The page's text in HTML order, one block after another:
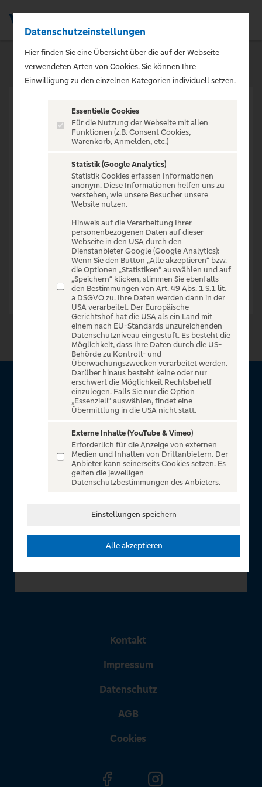
VERANSTALTUNG NICHT
GEFUNDEN
Zur Startseite
Über VR Entertain
für alle Kunden der Volksbanken Raiffeisenbanken. Auf
unserem einzigartigen Portal finden Sie Tickets für
atemberaubende Konzerte, Musicals und Shows, die
Fußball-Bundesliga sowie die Champions League und die
In Zusammenarbeit mit
Kontakt
Impressum
Datenschutz
AGB
Cookies
Datenschutzeinstellungen
Hier finden Sie eine Übersicht über die auf der Webseite
verwendeten Arten von Cookies. Sie können Ihre
Einwilligung zu den einzelnen Kategorien individuell setzen.
Essentielle Cookies
Für die Nutzung der Webseite mit allen
Funktionen (z.B. Consent Cookies,
Warenkorb, Anmelden, etc.)
Statistik (Google Analytics)
Statistik Cookies erfassen Informationen
anonym. Diese Informationen helfen uns zu
verstehen, wie unsere Besucher unsere
Website nutzen.
Hinweis auf die Verarbeitung Ihrer
personenbezogenen Daten auf dieser
Webseite in den USA durch den
Dienstanbieter Google (Google Analytics):
Wenn Sie den Button „Alle akzeptieren“ bzw.
die Optionen „Statistiken“ auswählen und auf
„Speichern“ klicken, stimmen Sie ebenfalls
den Bestimmungen von Art. 49 Abs. 1 S.1 lit.
a DSGVO zu. Ihre Daten werden dann in der
USA verarbeitet. Der Europäische
Gerichtshof hat die USA als ein Land mit
einem nach EU-Standards unzureichenden
Datenschutzniveau eingestuft. Es besteht die
Möglichkeit, dass Ihre Daten durch die US-
Behörde zu Kontroll- und
Überwachungszwecken verarbeitet werden.
Darüber hinaus besteht keine oder nur
erschwert die Möglichkeit Rechtsbehelf
einzulegen. Falls Sie nur die Option
„Essenziell“ auswählen, findet eine
Übermittlung in die USA nicht statt.
Externe Inhalte (YouTube & Vimeo)
Erforderlich für die Anzeige von externen
Medien und Inhalten von Drittanbietern. Der
Anbieter kann seinerseits Cookies setzen. Es
gelten die jeweiligen
Datenschutzbestimmungen des Anbieters.
Einstellungen speichern
Alle akzeptieren